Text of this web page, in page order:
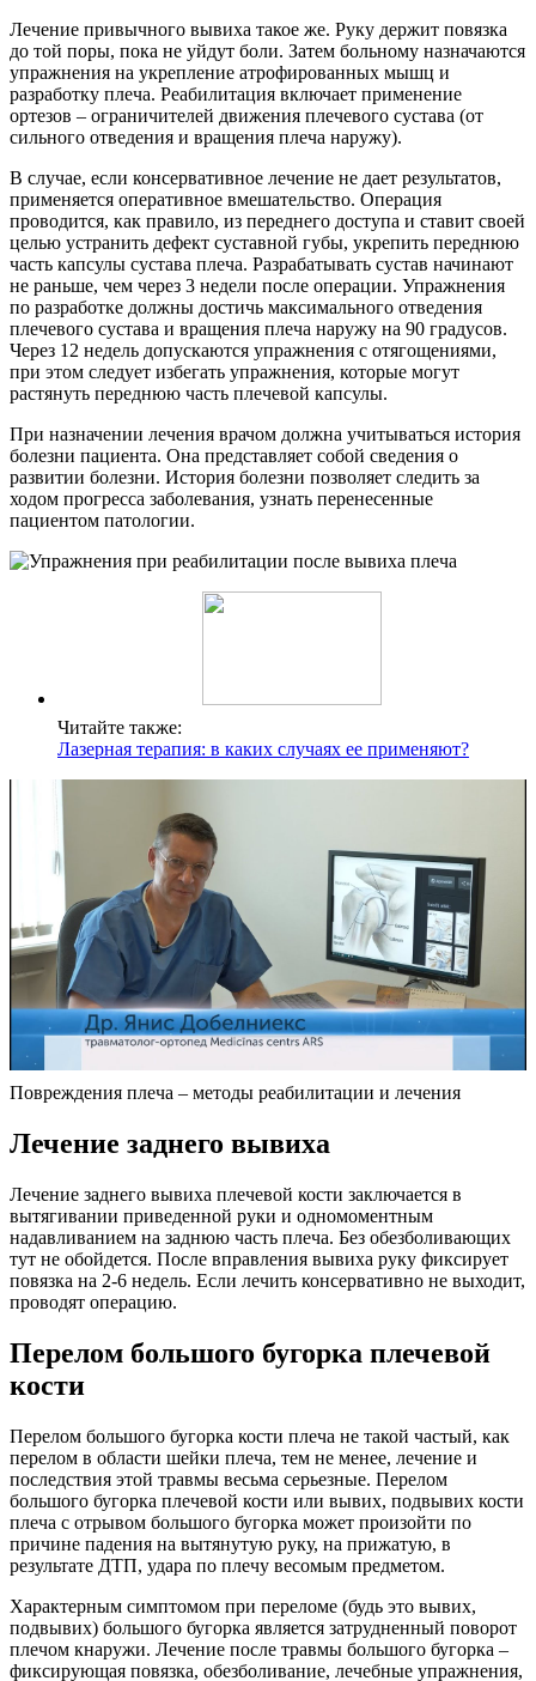
Лечение привычного вывиха такое же. Руку держит повязка
до той поры, пока не уйдут боли. Затем больному назначаются
упражнения на укрепление атрофированных мышц и
разработку плеча. Реабилитация включает применение
ортезов – ограничителей движения плечевого сустава (от
сильного отведения и вращения плеча наружу).
В случае, если консервативное лечение не дает результатов,
применяется оперативное вмешательство. Операция
проводится, как правило, из переднего доступа и ставит своей
целью устранить дефект суставной губы, укрепить переднюю
часть капсулы сустава плеча. Разрабатывать сустав начинают
не раньше, чем через 3 недели после операции. Упражнения
по разработке должны достичь максимального отведения
плечевого сустава и вращения плеча наружу на 90 градусов.
Через 12 недель допускаются упражнения с отягощениями,
при этом следует избегать упражнения, которые могут
растянуть переднюю часть плечевой капсулы.
При назначении лечения врачом должна учитываться история
болезни пациента. Она представляет собой сведения о
развитии болезни. История болезни позволяет следить за
ходом прогресса заболевания, узнать перенесенные
пациентом патологии.
Читайте также:
Лазерная терапия: в каких случаях ее применяют?
Повреждения плеча – методы реабилитации и лечения
Лечение заднего вывиха
Лечение заднего вывиха плечевой кости заключается в
вытягивании приведенной руки и одномоментным
надавливанием на заднюю часть плеча. Без обезболивающих
тут не обойдется. После вправления вывиха руку фиксирует
повязка на 2-6 недель. Если лечить консервативно не выходит,
проводят операцию.
Перелом большого бугорка плечевой
кости
Перелом большого бугорка кости плеча не такой частый, как
перелом в области шейки плеча, тем не менее, лечение и
последствия этой травмы весьма серьезные. Перелом
большого бугорка плечевой кости или вывих, подвывих кости
плеча с отрывом большого бугорка может произойти по
причине падения на вытянутую руку, на прижатую, в
результате ДТП, удара по плечу весомым предметом.
Характерным симптомом при переломе (будь это вывих,
подвывих) большого бугорка является затрудненный поворот
плечом кнаружи. Лечение после травмы большого бугорка –
фиксирующая повязка, обезболивание, лечебные упражнения,